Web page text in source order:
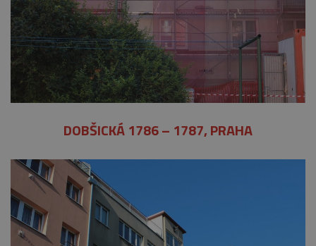
DOBŠICKÁ 1786 – 1787, PRAHA